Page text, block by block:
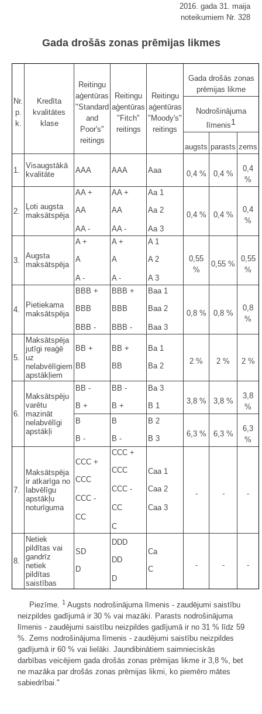
2016. gada 31. maija
noteikumiem Nr. 328
Gada drošās zonas prēmijas likmes
Nr.
p.
k.
Kredīta
kvalitātes
klase
Reitingu
aģentūras
"Standard
and
Poor's"
reitings
Reitingu
aģentūras
"Fitch"
reitings
Reitingu
aģentūras
"Moody's"
reitings
Gada drošās zonas
prēmijas likme
Nodrošinājuma
līmenis1
augsts parasts zems
1.
Visaugstākā
kvalitāte
AAA AAA Aaa 0,4 % 0,4 %
0,4
%
2.
Ļoti augsta
maksātspēja
AA +
AA
AA -
AA +
AA
AA -
Aa 1
Aa 2
Aa 3
0,4 % 0,4 %
0,4
%
3.
Augsta
maksātspēja
A +
A
A -
A +
A
A -
A 1
A 2
A 3
0,55
%
0,55 %
0,55
%
4.
Pietiekama
maksātspēja
BBB +
BBB
BBB -
BBB +
BBB
BBB -
Baa 1
Baa 2
Baa 3
0,8 % 0,8 %
0,8
%
5.
Maksātspēja
jutīgi reaģē
uz
nelabvēlīgiem
apstākļiem
BB +
BB
BB +
BB
Ba 1
Ba 2
2 % 2 % 2 %
6.
Maksātspēju
varētu
mazināt
nelabvēlīgi
apstākļi
BB -
B +
BB -
B +
Ba 3
B 1
3,8 % 3,8 %
3,8
%
B
B -
B
B -
B 2
B 3
6,3 % 6,3 %
6,3
%
7.
Maksātspēja
ir atkarīga no
labvēlīgu
apstākļu
noturīguma
CCC +
CCC
CCC -
CC
CCC +
CCC
CCC -
CC
C
Caa 1
Caa 2
Caa 3
- - -
8.
Netiek
pildītas vai
gandrīz
netiek
pildītas
saistības
SD
D
DDD
DD
D
Ca
C
- - -
Piezīme. 1 Augsts nodrošinājuma līmenis - zaudējumi saistību
neizpildes gadījumā ir 30 % vai mazāki. Parasts nodrošinājuma
līmenis - zaudējumi saistību neizpildes gadījumā ir no 31 % līdz 59
%. Zems nodrošinājuma līmenis - zaudējumi saistību neizpildes
gadījumā ir 60 % vai lielāki. Jaundibinātiem saimnieciskās
darbības veicējiem gada drošās zonas prēmijas likme ir 3,8 %, bet
ne mazāka par drošās zonas prēmijas likmi, ko piemēro mātes
sabiedrībai."